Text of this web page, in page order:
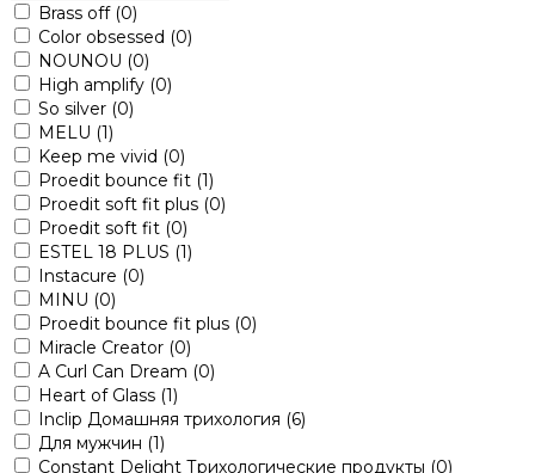
Brass off (0)
Color obsessed (0)
NOUNOU (0)
High amplify (0)
So silver (0)
MELU (1)
Keep me vivid (0)
Proedit bounce fit (1)
Proedit soft fit plus (0)
Proedit soft fit (0)
ESTEL 18 PLUS (1)
Instacure (0)
MINU (0)
Proedit bounce fit plus (0)
Miracle Creator (0)
A Curl Can Dream (0)
Heart of Glass (1)
Inclip Домашняя трихология (6)
Для мужчин (1)
Constant Delight Трихологические продукты (0)